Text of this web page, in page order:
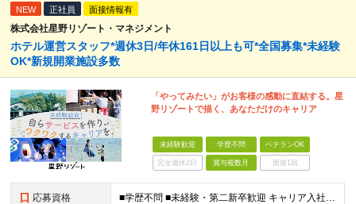
NEW 正社員 面接情報有
株式会社星野リゾート・マネジメント
ホテル運営スタッフ*週休3日/年休161日以上も可*全国募集*未経験
OK*新規開業施設多数
「やってみたい」がお客様の感動に直結する。星
野リゾートで描く、あなただけのキャリア
未経験歓迎 学歴不問 ベテランOK
完全週休2日 賞与複数月 面接1回
応募資格 ■学歴不問 ■未経験・第二新卒歓迎 キャリア入社のメンバーは元美容師、営業、教員などさまざま！ これまでの経験やあなたらしい視点を活かして よりよいサービスを生み出していきましょう！